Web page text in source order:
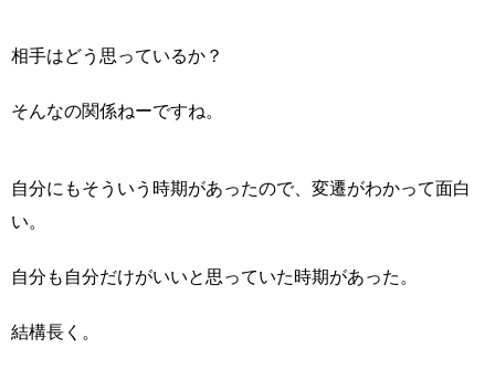
相手はどう思っているか？
そんなの関係ねーですね。
自分にもそういう時期があったので、変遷がわかって面白
い。
自分も自分だけがいいと思っていた時期があった。
結構長く。